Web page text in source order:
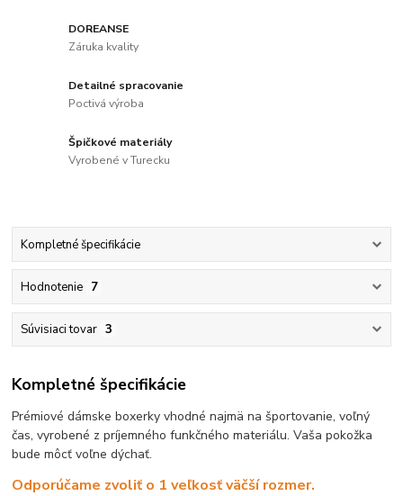
DOREANSE
Záruka kvality
Detailné spracovanie
Poctivá výroba
Špičkové materiály
Vyrobené v Turecku
Kompletné špecifikácie
Hodnotenie 7
Súvisiaci tovar 3
Kompletné špecifikácie
Prémiové dámske boxerky vhodné najmä na športovanie, voľný
čas, vyrobené z príjemného funkčného materiálu. Vaša pokožka
bude môcť voľne dýchať.
Odporúčame zvoliť o 1 veľkosť väčší rozmer.